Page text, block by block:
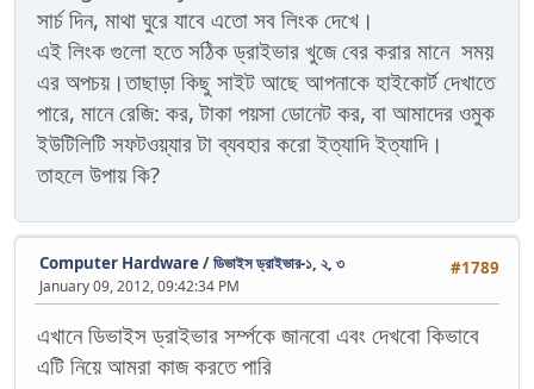
সার্চ দিন, মাথা ঘুরে যাবে এতো সব লিংক দেখে।
এই লিংক গুলো হতে সঠিক ড্রাইভার খুজে বের করার মানে সময়
এর অপচয়।তাছাড়া কিছু সাইট আছে আপনাকে হাইকোর্ট দেখাতে
পারে, মানে রেজি: কর, টাকা পয়সা ডোনেট কর, বা আমাদের ওমুক
ইউটিলিটি সফটওয়্যার টা ব্যবহার করো ইত্যাদি ইত্যাদি।
তাহলে উপায় কি?
#1789
Computer Hardware/ডিভাইস ড্রাইভার-১, ২, ৩
January 09, 2012, 09:42:34 PM
এখানে ডিভাইস ড্রাইভার সর্ম্পকে জানবো এবং দেখবো কিভাবে
এটি নিয়ে আমরা কাজ করতে পারি